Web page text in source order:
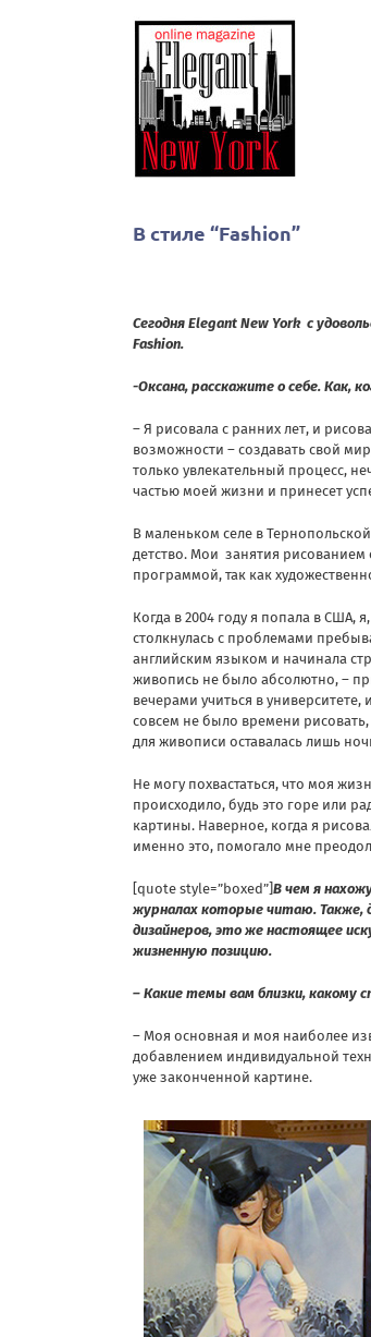
В стиле “Fashion”
Сегодня Elegant New York с
Fashion.
-Оксана, расскажите о себе. Как,
– Я рисовала с ранних лет, и
возможности – создавать свой
только увлекательный процесс,
частью моей жизни и принесет
В маленьком селе в
детство. Мои занятия
программой, так как
Когда в 2004 году я попала в США,
столкнулась с проблемами
английским языком и начинала
живопись не было абсолютно, –
вечерами учиться в
совсем не было времени
для живописи оставалась лишь
Не могу похвастаться, что моя
происходило, будь это горе или
картины. Наверное, когда я
именно это, помогало мне
[quote style=”boxed”] В чем я
журналах которые читаю. Также,
дизайнеров, это же настоящее
жизненную позицию.
– Какие темы вам близки, какому
– Моя основная и моя наиболее
добавлением индивидуальной
уже законченной картине.